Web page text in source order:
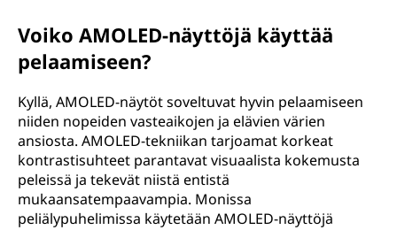
Voiko AMOLED-näyttöjä käyttää
pelaamiseen?
Kyllä, AMOLED-näytöt soveltuvat hyvin pelaamiseen
niiden nopeiden vasteaikojen ja elävien värien
ansiosta. AMOLED-tekniikan tarjoamat korkeat
kontrastisuhteet parantavat visuaalista kokemusta
peleissä ja tekevät niistä entistä
mukaansatempaavampia. Monissa
peliälypuhelimissa käytetään AMOLED-näyttöjä